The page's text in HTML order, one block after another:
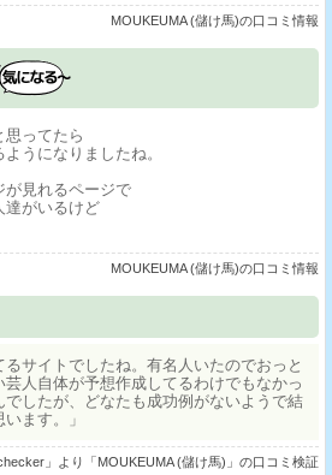
MOUKEUMA (儲け馬)の口コミ情報
思ってたら
うになりましたね。
が見れるページで
達がいるけど
MOUKEUMA (儲け馬)の口コミ情報
るサイトでしたね。有名人いたのでおっと
人自体が予想作成してるわけでもなかっ
したが、どなたも成功例がないようで結
ます。」
」より「MOUKEUMA (儲け馬)」の口コミ検証